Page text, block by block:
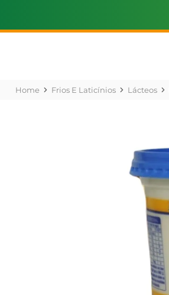
Frios E Laticínios Lácteos